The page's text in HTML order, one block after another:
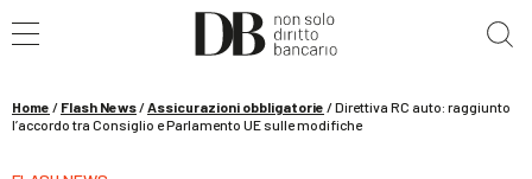
WEBINAR / 29 settembre
Pignoramento presso terzi e ruolo della banca
Home / Flash News/Assicurazioni obbligatorie /Direttiva RC auto: raggiunto
l’accordo tra Consiglio e Parlamento UE sulle modifiche